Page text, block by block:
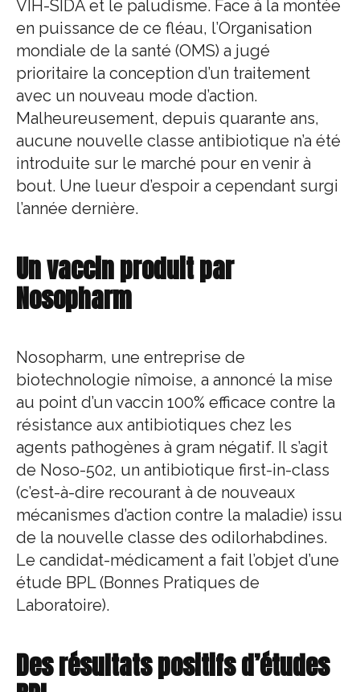
VIH-SIDA et le paludisme. Face à la montée
en puissance de ce fléau, l’Organisation
mondiale de la santé (OMS) a jugé
prioritaire la conception d’un traitement
avec un nouveau mode d’action.
Malheureusement, depuis quarante ans,
aucune nouvelle classe antibiotique n’a été
introduite sur le marché pour en venir à
bout. Une lueur d’espoir a cependant surgi
l’année dernière.
Un vaccin produit par
Nosopharm
Nosopharm, une entreprise de
biotechnologie nîmoise, a annoncé la mise
au point d’un vaccin 100% efficace contre la
résistance aux antibiotiques chez les
agents pathogènes à gram négatif. Il s’agit
de Noso-502, un antibiotique first-in-class
(c’est-à-dire recourant à de nouveaux
mécanismes d’action contre la maladie) issu
de la nouvelle classe des odilorhabdines.
Le candidat-médicament a fait l’objet d’une
étude BPL (Bonnes Pratiques de
Laboratoire).
Des résultats positifs d’études